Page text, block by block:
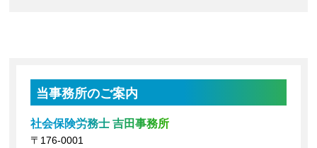
当事務所のご案内
社会保険労務士 吉田事務所
〒176-0001